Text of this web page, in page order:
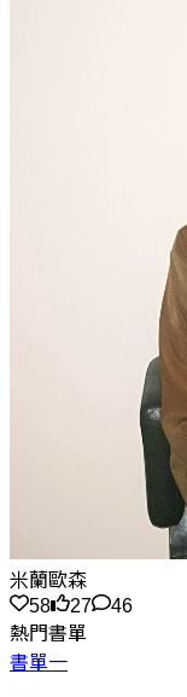
米蘭歐森
58
27
46
熱門書單
書單一